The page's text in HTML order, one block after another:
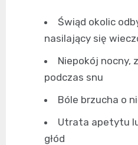
Świąd okolic
nasilający się
Niepokój nocny,
podczas snu
Bóle brzucha o
Utrata apetytu
głód